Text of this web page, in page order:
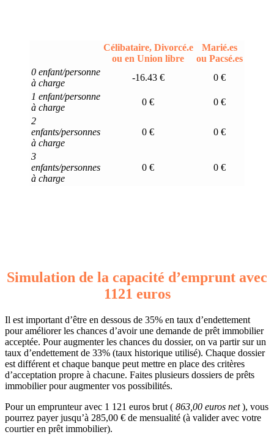
Célibataire, Divorcé.e
ou en Union libre
Marié.es
ou Pacsé.es
0 enfant/personne
à charge
-16.43 €
0 €
1 enfant/personne
à charge
0 €
0 €
2
enfants/personnes
à charge
0 € 0 €
3
enfants/personnes
à charge
0 € 0 €
Simulation de la capacité d’emprunt avec
1121 euros
Il est important d’être en dessous de 35% en taux d’endettement
pour améliorer les chances d’avoir une demande de prêt immobilier
acceptée. Pour augmenter les chances du dossier, on va partir sur un
taux d’endettement de 33% (taux historique utilisé). Chaque dossier
est différent et chaque banque peut mettre en place des critères
d’acceptation propre à chacune. Faites plusieurs dossiers de prêts
immobilier pour augmenter vos possibilités.
Pour un emprunteur avec 1 121 euros brut ( 863,00 euros net), vous
pourrez payer jusqu’à 285,00 € de mensualité (à valider avec votre
courtier en prêt immobilier).